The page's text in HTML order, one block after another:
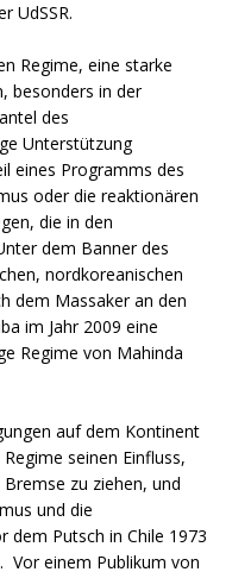
UdSSR.
Regime, eine starke
besonders in der
des
Unterstützung
eines Programms des
oder die reaktionären
die in den
dem Banner des
nordkoreanischen
dem Massaker an den
im Jahr 2009 eine
Regime von Mahinda
auf dem Kontinent
seinen Einfluss,
zu ziehen, und
und die
dem Putsch in Chile 1973
Vor einem Publikum von